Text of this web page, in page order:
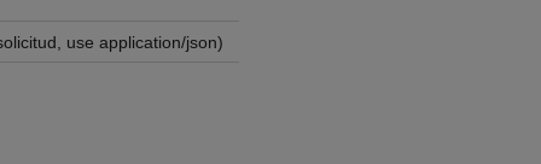
use application/json)